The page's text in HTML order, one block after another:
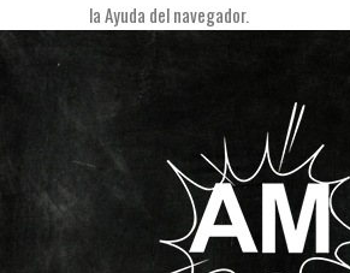
la Ayuda del navegador.